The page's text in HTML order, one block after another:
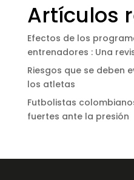
Artículos
Efectos de los
entrenadores : Una
Riesgos que se deben
los atletas
Futbolistas
fuertes ante la presión